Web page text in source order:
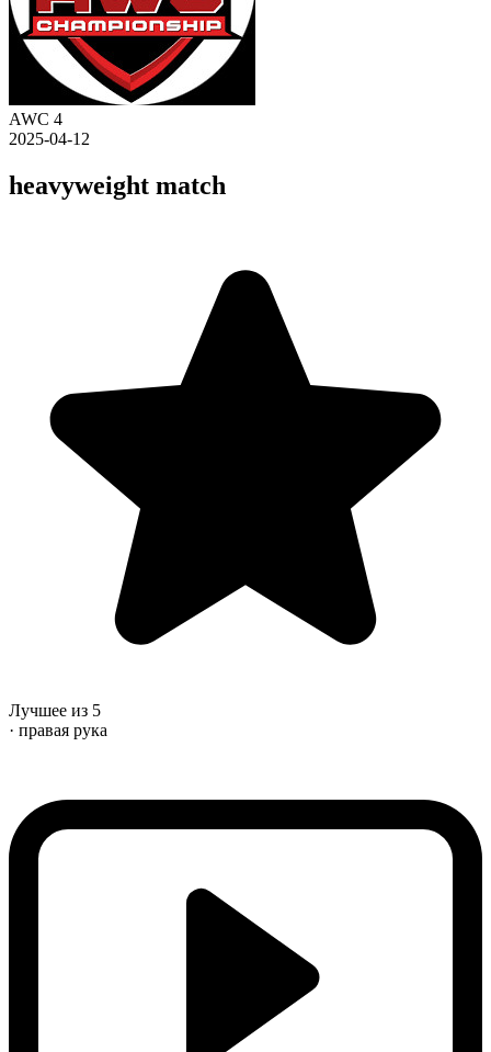
AWC 4
2025-04-12
heavyweight match
Лучшее из 5
· правая рука